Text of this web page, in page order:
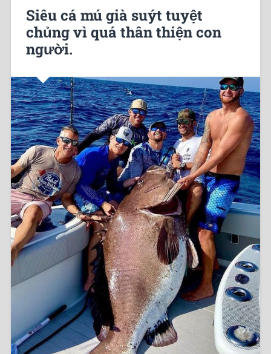
Siêu cá mú già suýt tuyệt
chủng vì quá thân thiện con
người.